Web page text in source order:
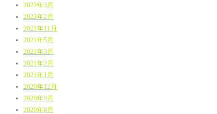
2022年3月
2022年2月
2021年11月
2021年5月
2021年3月
2021年2月
2021年1月
2020年12月
2020年9月
2020年8月